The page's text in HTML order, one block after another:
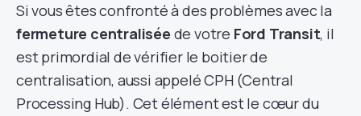
Si vous êtes confronté à des problèmes avec la
fermeture centralisée de votre Ford Transit, il
est primordial de vérifier le boitier de
centralisation, aussi appelé CPH (Central
Processing Hub). Cet élément est le cœur du